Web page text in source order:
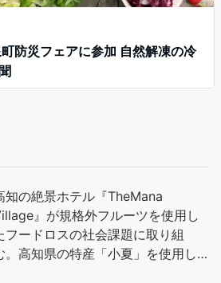
防災フェアに参加 自然解凍の冷
知の絶景ホテル『TheMana
』が規格外フルーツを使用し
フードロスの社会課題に取り組
。高知県の特産「小夏」を使用し